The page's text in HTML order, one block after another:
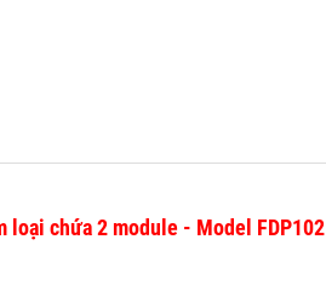
loại chứa 2 module - Model FDP102